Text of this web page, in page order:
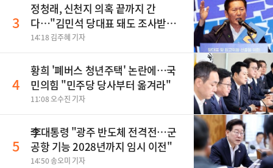
3
정청래, 신천지 의혹 끝까지 간
다…"김민석 당대표 돼도 조사받아
야"
14:18 김주혜 기자
4
황희 '폐버스 청년주택' 논란에…국
민의힘 "민주당 당사부터 옮겨라"
11:08 오수진 기자
5
李대통령 "광주 반도체 전격전…군
공항 기능 2028년까지 임시 이전"
14:50 송오미 기자